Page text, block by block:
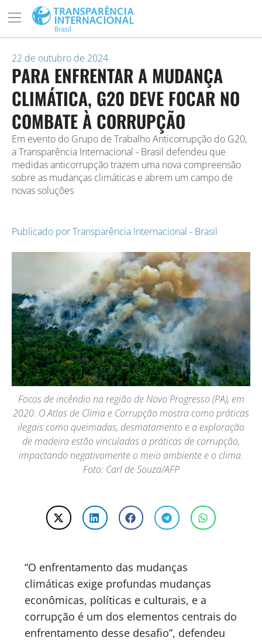
22 de outubro de 2024
PARA ENFRENTAR A MUDANÇA
CLIMÁTICA, G20 DEVE FOCAR NO
COMBATE À CORRUPÇÃO
Em evento do Grupo de Trabalho Anticorrupção do G20,
a Transparência Internacional - Brasil defendeu que
medidas anticorrupção trazem uma nova compreensão
sobre as mudanças climáticas e abrem um campo de
novas soluções
Publicado porTransparência Internacional - Brasil
Focos de incêndio na região de Novo Progresso (PA), em
2020. O Atlas de Clima e Corrupção mostra como práticas
ilegais como queimadas, desmatamento e a exploração
de madeira estão vinculadas a práticas de corrupção,
impactando negativamente o meio ambiente e o clima.
Foto: Carl de Souza/AFP
“O enfrentamento das mudanças
climáticas exige profundas mudanças
econômicas, políticas e culturais, e a
corrupção é um dos elementos centrais do
enfrentamento desse desafio”, defendeu